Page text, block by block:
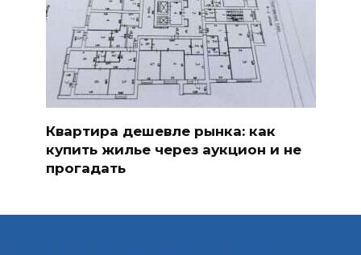
Квартира дешевле рынка: как
купить жилье через аукцион и не
прогадать